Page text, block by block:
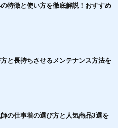
特徴と使い方を徹底解説！おすすめ
と長持ちさせるメンテナンス方法を
師の仕事着の選び方と人気商品3選を